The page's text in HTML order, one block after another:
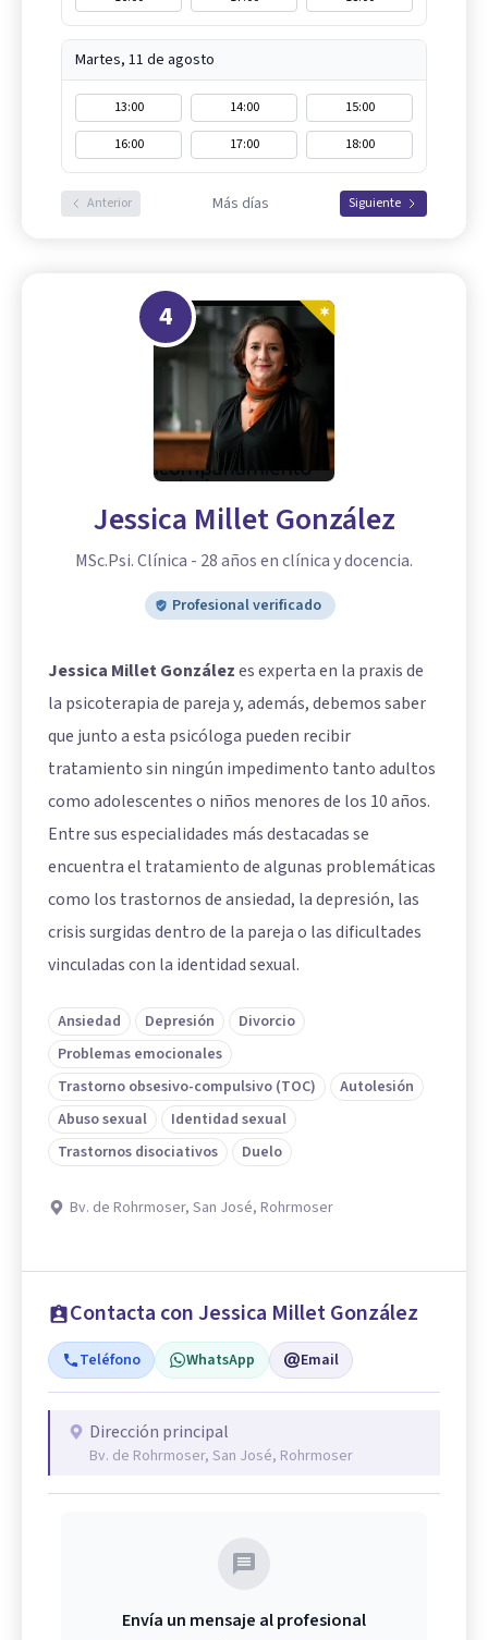
Martes, 11 de agosto
13:00 14:00
15:00
16:00
17:00 18:00
Anterior Más días Siguiente
4
Jessica Millet González
MSc.Psi. Clínica - 28 años en clínica y docencia.
Profesional verificado
Jessica Millet Gonzálezes experta en la praxis de
la psicoterapia de pareja y, además, debemos saber
que junto a esta psicóloga pueden recibir
tratamiento sin ningún impedimento tanto adultos
como adolescentes o niños menores de los 10 años.
Entre sus especialidades más destacadas se
encuentra el tratamiento de algunas problemáticas
como los trastornos de ansiedad, la depresión, las
crisis surgidas dentro de la pareja o las dificultades
vinculadas con la identidad sexual.
Ansiedad Depresión
Divorcio
Problemas emocionales
Trastorno obsesivo-compulsivo (TOC)
Autolesión
Abuso sexual
Identidad sexual
Trastornos disociativos
Duelo
Bv. de Rohrmoser, San José, Rohrmoser
Contacta con Jessica Millet González
Teléfono WhatsApp Email
Dirección principal
Bv. de Rohrmoser, San José, Rohrmoser
Envía un mensaje al profesional